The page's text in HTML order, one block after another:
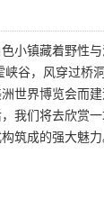
小镇藏着野性
谷，风穿过
世界博览会而
我们将去欣赏
筑成的强大魅